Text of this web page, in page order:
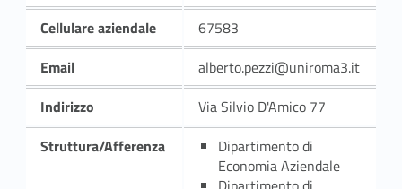
Cellulare aziendale
67583
Email
alberto.pezzi@uniroma3.it
Indirizzo
Via Silvio D'Amico 77
Struttura/Afferenza
Dipartimento di
Economia Aziendale